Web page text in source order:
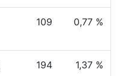
109 0,77 %
194 1,37 %